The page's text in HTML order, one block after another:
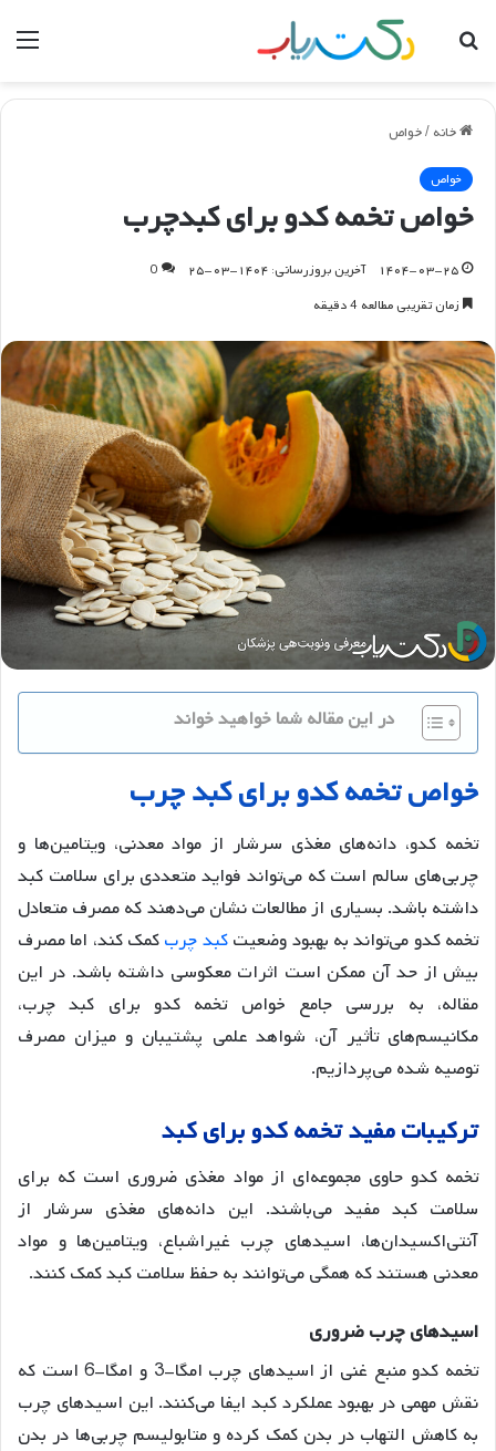
جستجو
خانه /خواص
خواص
خواص تخمه کدو برای کبدچرب
۱۴۰۴-۰۳-۲۵ آخرین بروزرسانی: ۱۴۰۴-۰۳-۲۵
0
زمان تقریبی مطالعه 4 دقیقه
در این مقاله شما خواهید خواند
خواصتخمهکدوبرایکبدچرب
تخمه کدو، دانه‌های مغذی سرشار از مواد معدنی، ویتامین‌ها و
چربی‌های سالم است که می‌تواند فواید متعددی برای سلامت کبد
داشته باشد. بسیاری از مطالعات نشان می‌دهند که مصرف متعادل
تخمه کدو می‌تواند به بهبود وضعیتکبد چربکمک کند، اما مصرف
بیش از حد آن ممکن است اثرات معکوسی داشته باشد. در این
مقاله، به بررسی جامع خواص تخمه کدو برای کبد چرب،
مکانیسم‌های تأثیر آن، شواهد علمی پشتیبان و میزان مصرف
توصیه شده می‌پردازیم.
ترکیباتمفیدتخمهکدوبرایکبد
تخمه کدو حاوی مجموعه‌ای از مواد مغذی ضروری است که برای
سلامت کبد مفید می‌باشند. این دانه‌های مغذی سرشار از
آنتی‌اکسیدان‌ها، اسیدهای چرب غیراشباع، ویتامین‌ها و مواد
معدنی هستند که همگی می‌توانند به حفظ سلامت کبد کمک کنند.
اسیدهایچربضروری
تخمه کدو منبع غنی از اسیدهای چرب امگا-3 و امگا-6 است که
نقش مهمی در بهبود عملکرد کبد ایفا می‌کنند. این اسیدهای چرب
به کاهش التهاب در بدن کمک کرده و متابولیسم چربی‌ها در بدن